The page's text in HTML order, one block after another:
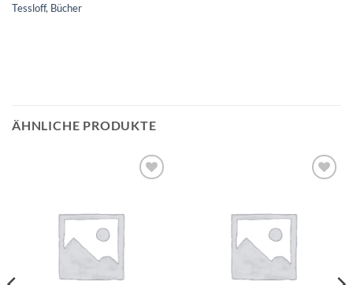
Tessloff, Bücher
ÄHNLICHE PRODUKTE